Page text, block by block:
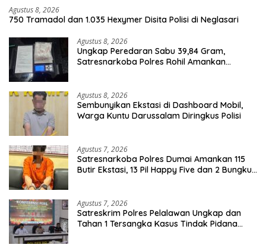
Agustus 8, 2026
750 Tramadol dan 1.035 Hexymer Disita Polisi di Neglasari
Agustus 8, 2026
Ungkap Peredaran Sabu 39,84 Gram,
Satresnarkoba Polres Rohil Amankan
Agustus 8, 2026
Sembunyikan Ekstasi di Dashboard Mobil,
Warga Kuntu Darussalam Diringkus Polisi
Agustus 7, 2026
Satresnarkoba Polres Dumai Amankan 115
Butir Ekstasi, 13 Pil Happy Five dan 2 Bungkus
Agustus 7, 2026
Satreskrim Polres Pelalawan Ungkap dan
Tahan 1 Tersangka Kasus Tindak Pidana